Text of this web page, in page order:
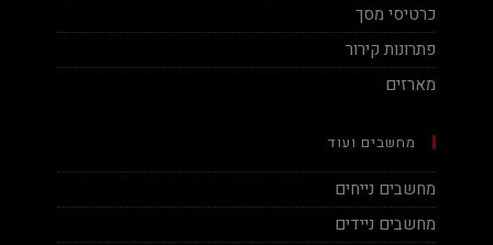
כרטיסי מסך
פתרונות קירור
מארזים
מחשבים ועוד
מחשבים נייחים
מחשבים ניידים